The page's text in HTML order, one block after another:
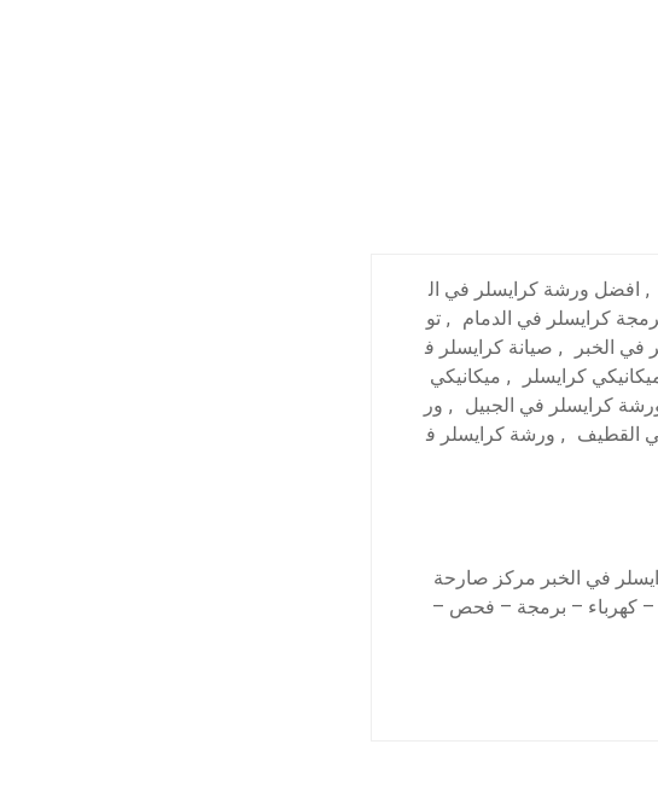
, افضل ورشة كرايسلر في ال
كرايسلر في الدمام , تو
في الخبر , صيانة كرايسلر ف
كرايسلر , ميكانيكي
كرايسلر في الجبيل , ور
القطيف , ورشة كرايسلر ف
في الخبر مركز صارحة
– كهرباء – برمجة – فحص –